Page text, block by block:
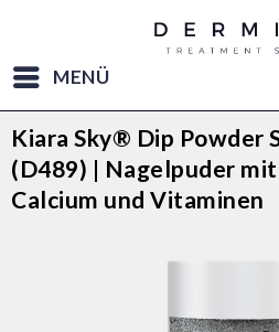
MENÜ
Kiara Sky® Dip Powder
(D489) | Nagelpuder
Calcium und Vitaminen